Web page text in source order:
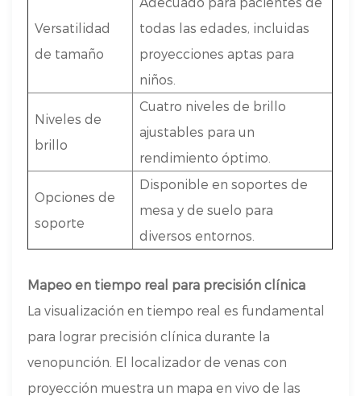
Versatilidad
de tamaño
todas las edades, incluidas
proyecciones aptas para
niños.
Niveles de
brillo
Cuatro niveles de brillo
ajustables para un
rendimiento óptimo.
Opciones de
soporte
Disponible en soportes de
mesa y de suelo para
diversos entornos.
Mapeo en tiempo real para precisión clínica
La visualización en tiempo real es fundamental
para lograr precisión clínica durante la
venopunción. El localizador de venas con
proyección muestra un mapa en vivo de las